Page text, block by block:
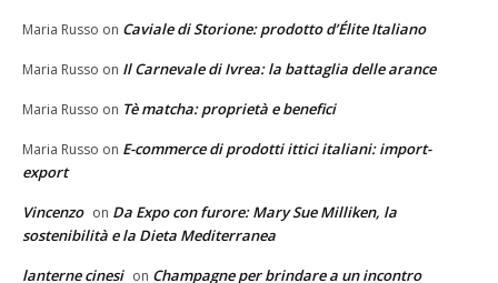
Maria Russo on Caviale di Storione: prodotto d’Élite Italiano
Maria Russo on Il Carnevale di Ivrea: la battaglia delle arance
Maria Russo on Tè matcha: proprietà e benefici
Maria Russo on E-commerce di prodotti ittici italiani: import-
export
Vincenzo on Da Expo con furore: Mary Sue Milliken, la
sostenibilità e la Dieta Mediterranea
lanterne cinesi on Champagne per brindare a un incontro